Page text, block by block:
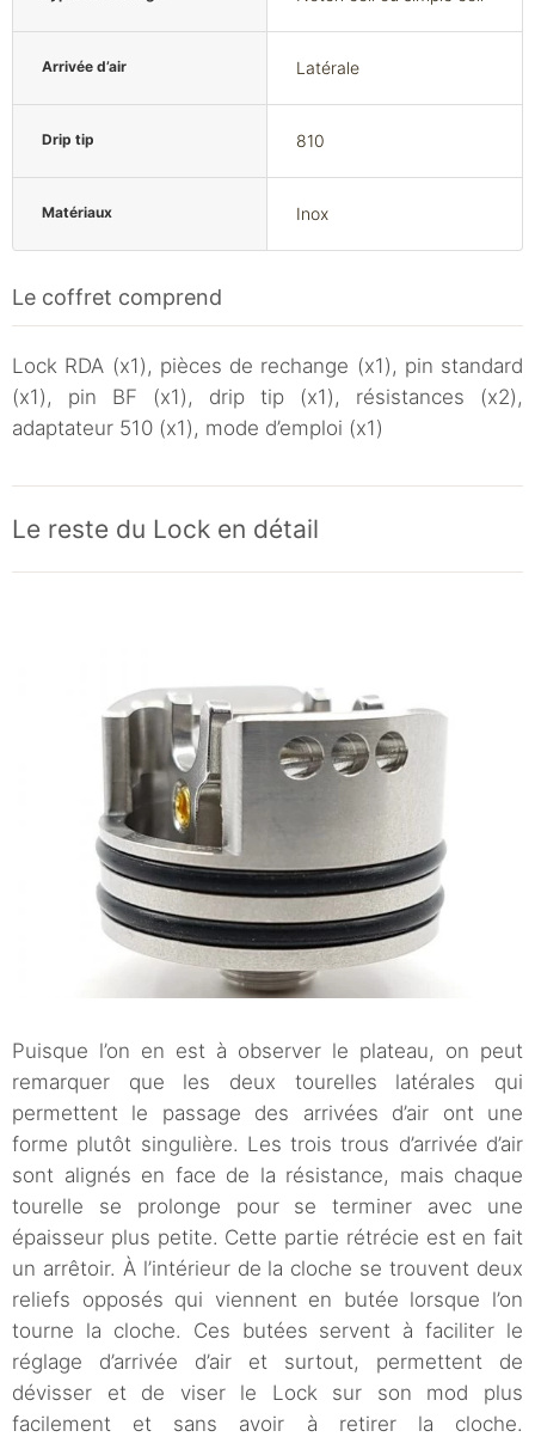
Arrivée d’air Latérale
Drip tip 810
Matériaux Inox
Le coffret comprend
Lock RDA (x1), pièces de rechange (x1), pin standard
(x1), pin BF (x1), drip tip (x1), résistances (x2),
adaptateur 510 (x1), mode d’emploi (x1)
Le reste du Lock en détail
Puisque l’on en est à observer le plateau, on peut
remarquer que les deux tourelles latérales qui
permettent le passage des arrivées d’air ont une
forme plutôt singulière. Les trois trous d’arrivée d’air
sont alignés en face de la résistance, mais chaque
tourelle se prolonge pour se terminer avec une
épaisseur plus petite. Cette partie rétrécie est en fait
un arrêtoir. À l’intérieur de la cloche se trouvent deux
reliefs opposés qui viennent en butée lorsque l’on
tourne la cloche. Ces butées servent à faciliter le
réglage d’arrivée d’air et surtout, permettent de
dévisser et de viser le Lock sur son mod plus
facilement et sans avoir à retirer la cloche.